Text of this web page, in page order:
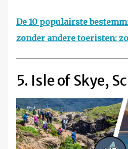
De 10 populairste
zonder andere toeristen:
5. Isle of Skye,